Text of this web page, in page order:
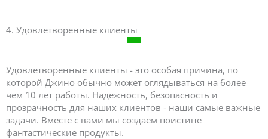
4. Удовлетворенные клиенты
Удовлетворенные клиенты - это особая причина, по
которой Джино обычно может оглядываться на более
чем 10 лет работы. Надежность, безопасность и
прозрачность для наших клиентов - наши самые важные
задачи. Вместе с вами мы создаем поистине
фантастические продукты.